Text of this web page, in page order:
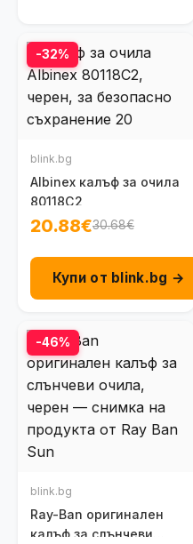
-32%
blink.bg
Albinex калъф за очила
80118C2
20.88€30.68€
Купи от blink.bg →
-46%
blink.bg
Ray-Ban оригинален
калъф за слънчеви